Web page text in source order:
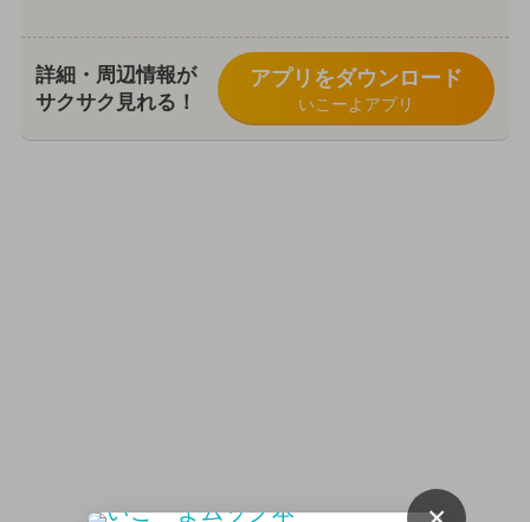
詳細・周辺情報が
サクサク見れる！
アプリをダウンロード
いこーよアプリ